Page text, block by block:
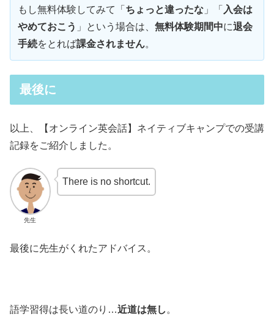
もし無料体験してみて「 ちょっと違ったな 」「 入会は
やめておこう 」という場合は、 無料体験期間中に退会
手続をとれば課金されません。
最後に
以上、【オンライン英会話】ネイティブキャンプでの受講
記録をご紹介しました。
先生
There is no shortcut.
最後に先生がくれたアドバイス。
語学習得は長い道のり…近道は無し。